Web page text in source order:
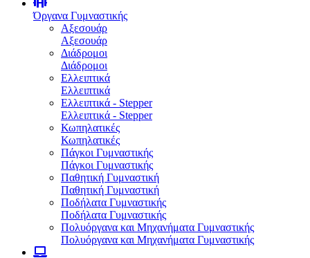
Όργανα Γυμναστικής
Αξεσουάρ
Αξεσουάρ
Διάδρομοι
Διάδρομοι
Ελλειπτικά
Ελλειπτικά
Ελλειπτικά - Stepper
Ελλειπτικά - Stepper
Κωπηλατικές
Κωπηλατικές
Πάγκοι Γυμναστικής
Πάγκοι Γυμναστικής
Παθητική Γυμναστική
Παθητική Γυμναστική
Ποδήλατα Γυμναστικής
Ποδήλατα Γυμναστικής
Πολυόργανα και Μηχανήματα Γυμναστικής
Πολυόργανα και Μηχανήματα Γυμναστικής